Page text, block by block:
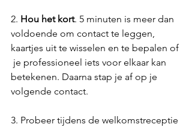
2. Hou het kort. 5 minuten is meer dan
voldoende om contact te leggen,
kaartjes uit te wisselen en te bepalen of
je professioneel iets voor elkaar kan
betekenen. Daarna stap je af op je
volgende contact.
3. Probeer tijdens de welkomstreceptie